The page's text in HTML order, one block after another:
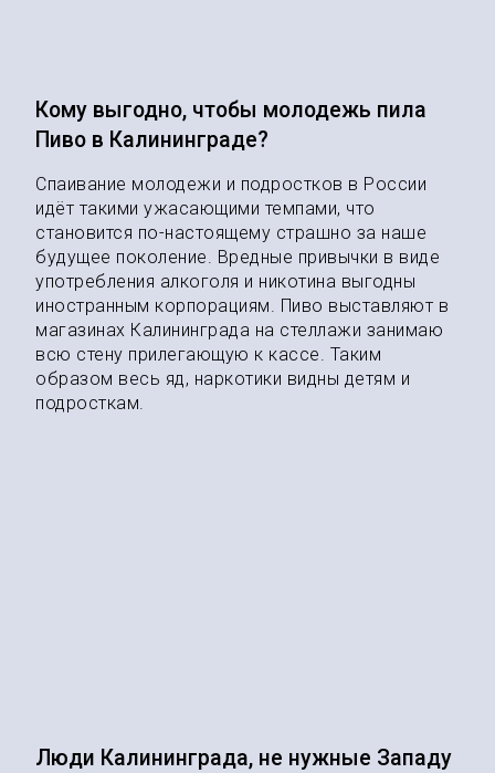
Кому выгодно, чтобы молодежь пила
Пиво в Калининграде?
Спаивание молодежи и подростков в России
идёт такими ужасающими темпами, что
становится по-настоящему страшно за наше
будущее поколение. Вредные привычки в виде
употребления алкоголя и никотина выгодны
иностранным корпорациям. Пиво выставляют в
магазинах Калининграда на стеллажи занимаю
всю стену прилегающую к кассе. Таким
образом весь яд, наркотики видны детям и
подросткам.
Люди Калининграда, не нужные Западу